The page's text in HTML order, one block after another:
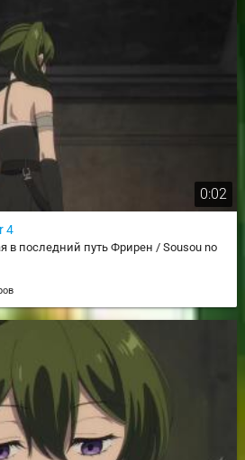
0:02
4
в последний путь Фрирен / Sousou no